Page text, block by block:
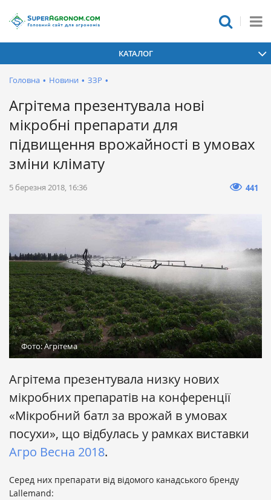
КАТАЛОГ
Головна • Новини • ЗЗР •
Агрітема презентувала нові
мікробні препарати для
підвищення врожайності в умовах
зміни клімату
5 березня 2018, 16:36 441
Фото: Агрітема
Агрітема презентувала низку нових
мікробних препаратів на конференції
«Мікробний батл за врожай в умовах
посухи», що відбулась у рамках виставки
Агро Весна 2018.
Серед них препарати від відомого канадського бренду
Lallemand: